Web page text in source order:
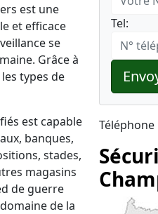
est une
et efficace
se
Grâce à
types de
est capable
banques,
stades,
magasins
de guerre
de la
Tel:
Téléphone